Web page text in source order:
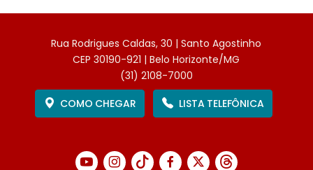
Rua Rodrigues Caldas, 30 | Santo Agostinho
CEP 30190-921 | Belo Horizonte/MG
(31) 2108-7000
COMO CHEGAR
LISTA TELEFÔNICA